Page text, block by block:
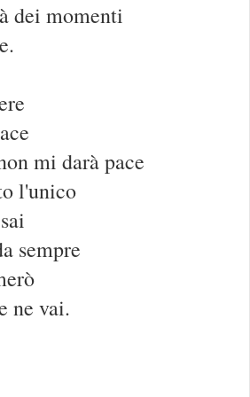
dei momenti
mi darà pace
l'unico
sempre
ne vai.